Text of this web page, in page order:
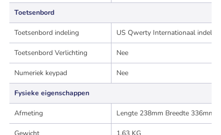
Toetsenbord
Toetsenbord indeling US Qwerty Internationaal indeling
Toetsenbord Verlichting Nee
Numeriek keypad Nee
Fysieke eigenschappen
Afmeting Lengte 238mm Breedte 336mm